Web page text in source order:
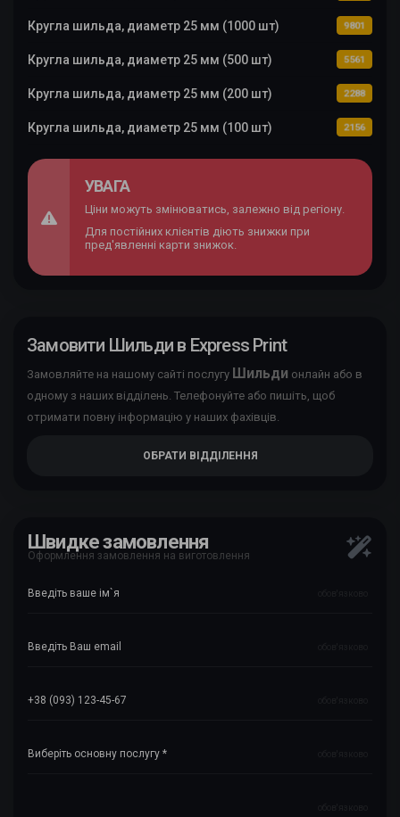
Кругла шильда, диаметр 25 мм (1000 шт) 9801
Кругла шильда, диаметр 25 мм (500 шт) 5561
Кругла шильда, диаметр 25 мм (200 шт) 2288
Кругла шильда, диаметр 25 мм (100 шт) 2156
УВАГА
Ціни можуть змінюватись, залежно від регіону.
Для постійних клієнтів діють знижки при
пред'явленні карти знижок.
Замовити Шильди в Express Print
Замовляйте на нашому сайті послугу Шильди онлайн або в
одному з наших відділень. Телефонуйте або пишіть, щоб
отримати повну інформацію у наших фахівців.
ОБРАТИ ВІДДІЛЕННЯ
Швидке замовлення
Оформлення замовлення на виготовлення